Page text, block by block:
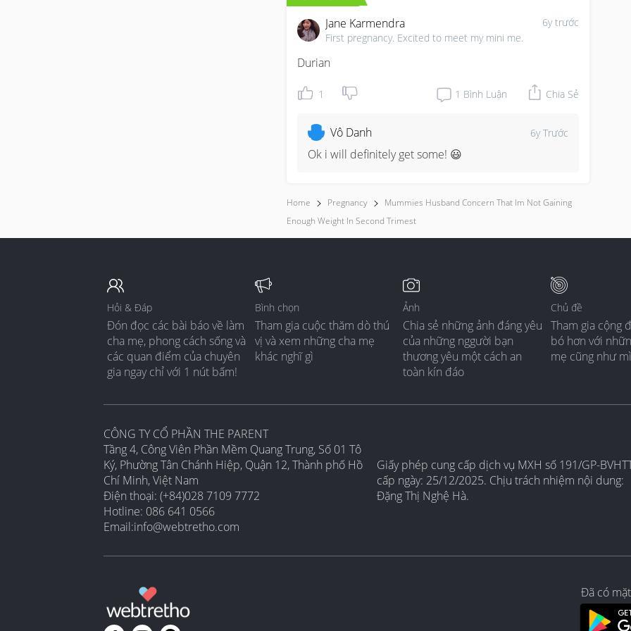
6y trước
Jane Karmendra
First pregnancy. Excited to meet my mini me.
Durian
1 1 Bình Luận Chia Sẻ
Vô Danh 6y Trước
Ok i will definitely get some! 😃
Home Pregnancy
Mummies Husband Concern That Im Not Gaining
Enough Weight In Second Trimest
Hỏi & Đáp
Đón đọc các bài báo về làm
cha mẹ, phong cách sống và
các quan điểm của chuyên
gia ngay chỉ với 1 nút bấm!
Bình chọn
Tham gia cuộc thăm dò thú
vị và xem những cha mẹ
khác nghĩ gì
Ảnh
Chia sẻ những ảnh đáng yêu
của những nggười bạn
thương yêu một cách an
toàn kín đáo
Chủ đề
Tham gia cộng
bó hơn với
mẹ cũng như
CÔNG TY CỔ PHẦN THE PARENT
Tầng 4, Công Viên Phần Mềm Quang Trung, Số 01 Tô
Ký, Phường Tân Chánh Hiệp, Quận 12, Thành phố Hồ
Chí Minh, Việt Nam
Điện thoại: (+84)028 7109 7772
Hotline: 086 641 0566
Email:info@webtretho.com
Giấy phép cung cấp dịch vụ MXH số 191/GP-
cấp ngày: 25/12/2025. Chịu trách nhiệm nội dung:
Đặng Thị Nghệ Hà.
Đã có